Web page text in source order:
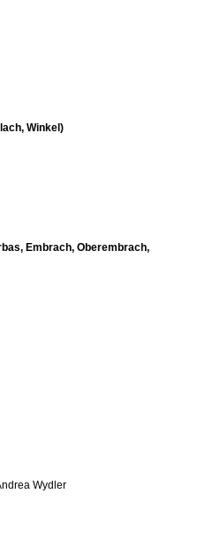
Winkel)
Embrach, Oberembrach,
Wydler